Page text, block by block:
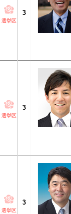
選挙区
3
選挙区
3
選挙区
3